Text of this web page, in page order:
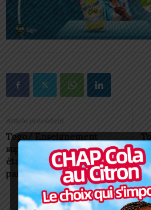
Article précédent
Togo/ Enseignement
supérieur: 97
établissements reconnues
par l’Etat